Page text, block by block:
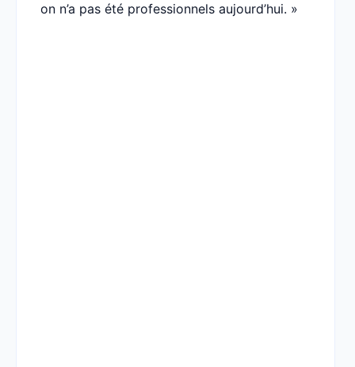
on n’a pas été professionnels aujourd’hui. »